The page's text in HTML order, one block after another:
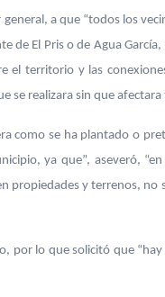
a que “todos los
de El Pris o de Agua
territorio y las
se realizara sin que
como se ha plantado o
ya que”, aseveró,
y terrenos, no
por lo que solicitó que